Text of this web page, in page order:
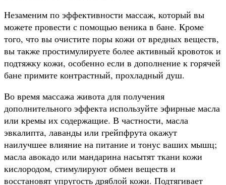
Незаменим по эффективности массаж, который вы
можете провести с помощью веника в бане. Кроме
того, что вы очистите поры кожи от вредных веществ,
вы также простимулируете более активный кровоток и
подтяжку кожи, особенно если в дополнение к горячей
бане примите контрастный, прохладный душ.
Во время массажа живота для получения
дополнительного эффекта используйте эфирные масла
или кремы их содержащие. В частности, масла
эвкалипта, лаванды или грейпфрута окажут
наилучшее влияние на питание и тонус ваших мышц;
масла авокадо или мандарина насытят ткани кожи
кислородом, стимулируют обмен веществ и
восстановят упругость дряблой кожи. Подтягивает